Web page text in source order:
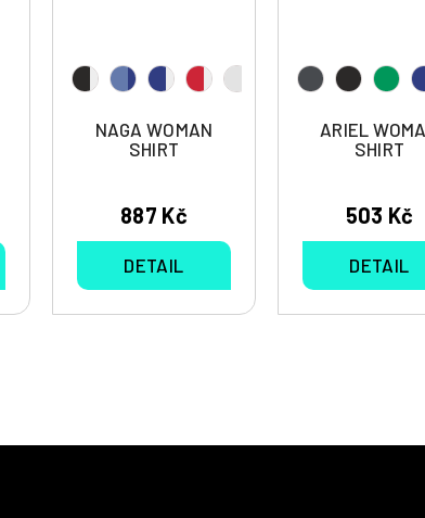
NAGA WOMAN
SHIRT
887 Kč
DETAIL
ARIEL
SHIRT
503 Kč
DETAIL